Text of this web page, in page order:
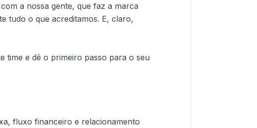
a nossa gente, que faz a marca
tudo o que acreditamos. E, claro,
time e dê o primeiro passo para o seu
fluxo financeiro e relacionamento